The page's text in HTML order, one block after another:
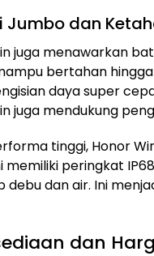
Jumbo dan
juga menawarkan
bertahan
daya super
juga mendukung
tinggi, Honor
memiliki peringkat
debu dan air. Ini
dan